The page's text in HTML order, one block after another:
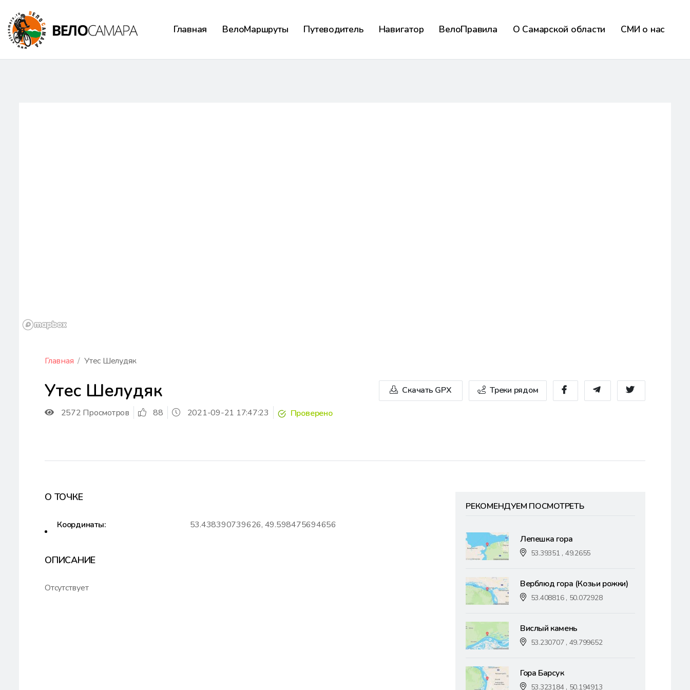
Главная ВелоМаршруты Путеводитель Навигатор ВелоПравила О Самарской области СМИ о нас
Главная Утес Шелудяк
Утес Шелудяк
2572 Просмотров 88 2021-09-21 17:47:23 Проверено
Скачать GPX Треки рядом
О ТОЧКЕ
Координаты: 53.438390739626, 49.598475694656
ОПИСАНИЕ
Отсутствует
РЕКОМЕНДУЕМ ПОСМОТРЕТЬ
Лепешка гора
53.39351 , 49.2655
Верблюд гора (Козьи рожки)
53.408816 , 50.072928
Вислый камень
53.230707 , 49.799652
Гора Барсук
53.323184 , 50.194913